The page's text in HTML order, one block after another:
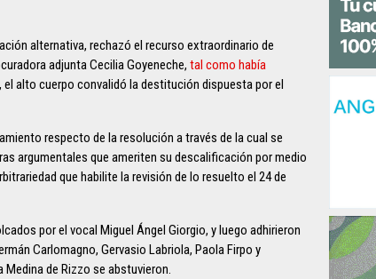
alternativa, rechazó el recurso extraordinario de
adjunta Cecilia Goyeneche, tal como había
alto cuerpo convalidó la destitución dispuesta por el
respecto de la resolución a través de la cual se
argumentales que ameriten su descalificación por medio
que habilite la revisión de lo resuelto el 24 de
por el vocal Miguel Ángel Giorgio, y luego adhirieron
Carlomagno, Gervasio Labriola, Paola Firpo y
Medina de Rizzo se abstuvieron.